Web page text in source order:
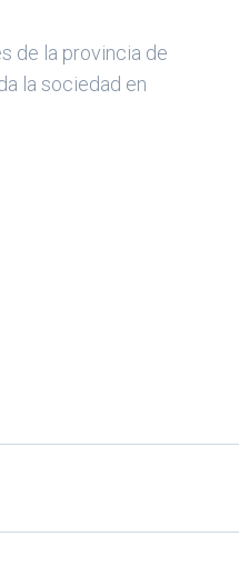
de la provincia de
la sociedad en